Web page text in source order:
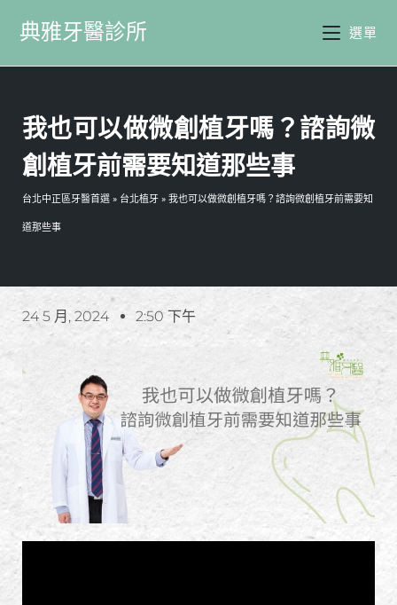
典雅牙醫診所 選單
我也可以做微創植牙嗎？諮詢微
創植牙前需要知道那些事
台北中正區牙醫首選 » 台北植牙 » 我也可以做微創植牙嗎？諮詢微創植牙前需要知
道那些事
24 5 月, 2024 2:50 下午